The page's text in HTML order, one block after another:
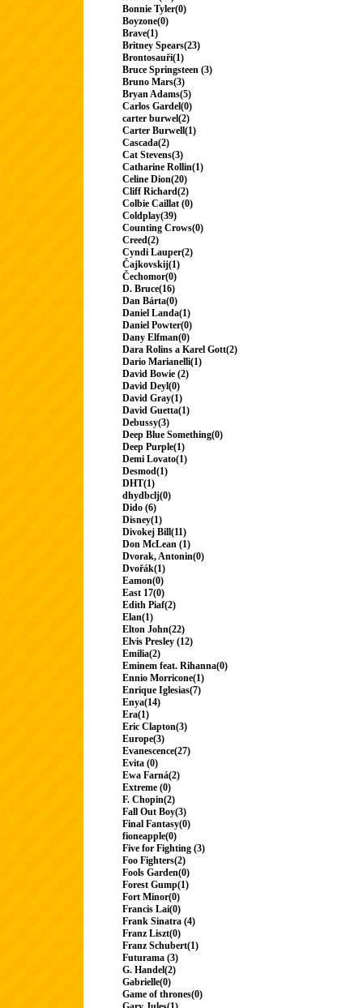
Bonnie Tyler(0)
Boyzone(0)
Brave(1)
Britney Spears(23)
Brontosauři(1)
Bruce Springsteen (3)
Bruno Mars(3)
Bryan Adams(5)
Carlos Gardel(0)
carter burwel(2)
Carter Burwell(1)
Cascada(2)
Cat Stevens(3)
Catharine Rollin(1)
Celine Dion(20)
Cliff Richard(2)
Colbie Caillat (0)
Coldplay(39)
Counting Crows(0)
Creed(2)
Cyndi Lauper(2)
Čajkovskij(1)
Čechomor(0)
D. Bruce(16)
Dan Bárta(0)
Daniel Landa(1)
Daniel Powter(0)
Dany Elfman(0)
Dara Rolins a Karel Gott(2)
Dario Marianelli(1)
David Bowie (2)
David Deyl(0)
David Gray(1)
David Guetta(1)
Debussy(3)
Deep Blue Something(0)
Deep Purple(1)
Demi Lovato(1)
Desmod(1)
DHT(1)
dhydbclj(0)
Dido (6)
Disney(1)
Divokej Bill(11)
Don McLean (1)
Dvorak, Antonin(0)
Dvořák(1)
Eamon(0)
East 17(0)
Edith Piaf(2)
Elan(1)
Elton John(22)
Elvis Presley (12)
Emilia(2)
Eminem feat. Rihanna(0)
Ennio Morricone(1)
Enrique Iglesias(7)
Enya(14)
Era(1)
Eric Clapton(3)
Europe(3)
Evanescence(27)
Evita (0)
Ewa Farná(2)
Extreme (0)
F. Chopin(2)
Fall Out Boy(3)
Final Fantasy(0)
fioneapple(0)
Five for Fighting (3)
Foo Fighters(2)
Fools Garden(0)
Forest Gump(1)
Fort Minor(0)
Francis Lai(0)
Frank Sinatra (4)
Franz Liszt(0)
Franz Schubert(1)
Futurama (3)
G. Handel(2)
Gabrielle(0)
Game of thrones(0)